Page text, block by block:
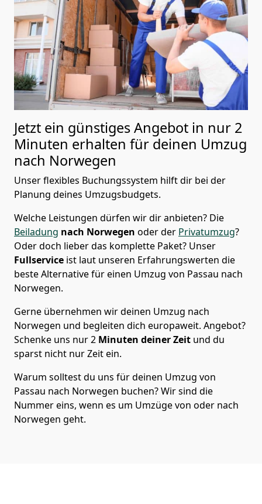
Jetzt ein günstiges Angebot in nur 2
Minuten erhalten für deinen Umzug
nach Norwegen
Unser flexibles Buchungssystem hilft dir bei der
Planung deines Umzugsbudgets.
Welche Leistungen dürfen wir dir anbieten? Die
Beiladung nach Norwegen oder der Privatumzug?
Oder doch lieber das komplette Paket? Unser
Fullservice ist laut unseren Erfahrungswerten die
beste Alternative für einen Umzug von Passau nach
Norwegen.
Gerne übernehmen wir deinen Umzug nach
Norwegen und begleiten dich europaweit. Angebot?
Schenke uns nur2 Minuten deiner Zeit und du
sparst nicht nur Zeit ein.
Warum solltest du uns für deinen Umzug von
Passau nach Norwegen buchen? Wir sind die
Nummer eins, wenn es um Umzüge von oder nach
Norwegen geht.